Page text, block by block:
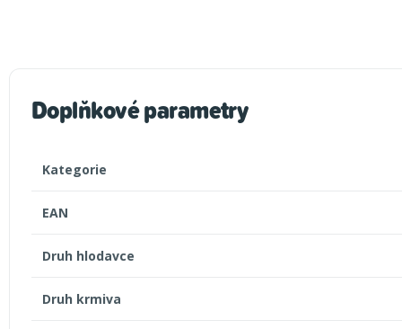
Doplňkové parametry
Kategorie
EAN
Druh hlodavce
Druh krmiva